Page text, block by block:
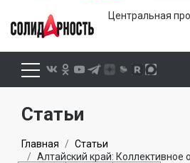
Центральная
Статьи
Главная
Статьи
Алтайский край: Коллективное